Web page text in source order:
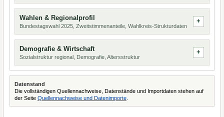
Wahlen & Regionalprofil
Bundestagswahl 2025, Zweitstimmenanteile, Wahlkreis-Strukturdaten
Demografie & Wirtschaft
Sozialstruktur regional, Demografie, Altersstruktur
Datenstand
Die vollständigen Quellennachweise, Datenstände und Importdaten stehen auf
der Seite Quellennachweise und Datenimporte